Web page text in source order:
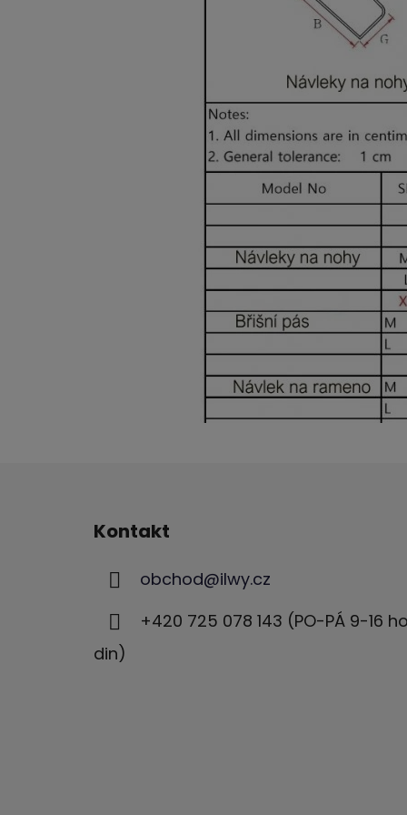
Kontakt
obchod@ilwy.cz
+420 725 078 143 (PO-PÁ 9-16 ho
din)